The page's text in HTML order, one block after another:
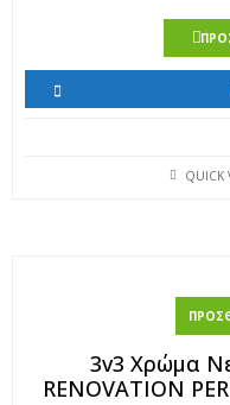
QUICK
3v3 Χρώμα
RENOVATION